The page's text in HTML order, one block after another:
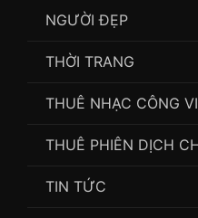
NGƯỜI ĐẸP
THỜI TRANG
THUÊ NHẠC CÔNG
THUÊ PHIÊN DỊCH
TIN TỨC